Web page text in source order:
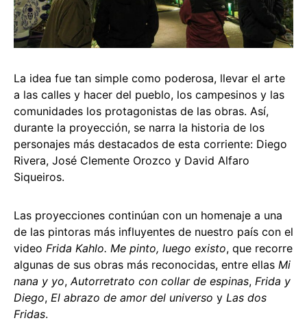
La idea fue tan simple como poderosa, llevar el arte
a las calles y hacer del pueblo, los campesinos y las
comunidades los protagonistas de las obras. Así,
durante la proyección, se narra la historia de los
personajes más destacados de esta corriente: Diego
Rivera, José Clemente Orozco y David Alfaro
Siqueiros.
Las proyecciones continúan con un homenaje a una
de las pintoras más influyentes de nuestro país con el
video Frida Kahlo. Me pinto, luego existo, que recorre
algunas de sus obras más reconocidas, entre ellas Mi
nana y yo, Autorretrato con collar de espinas, Frida y
Diego, El abrazo de amor del universo y Las dos
Fridas.